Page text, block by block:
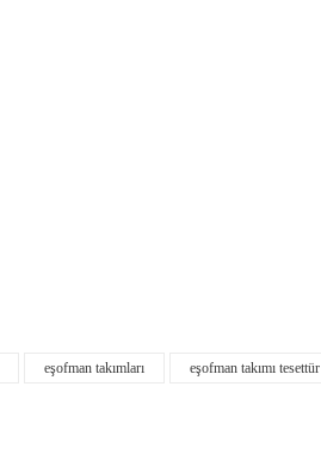
eşofman takımları eşofman takımı tesettür